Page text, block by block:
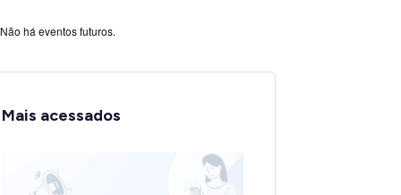
Não há eventos futuros.
Mais acessados